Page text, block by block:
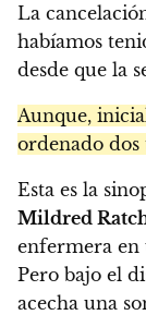
La
habíamos
desde que la
Aunque,
ordenado dos
Esta es la
Mildred
enfermera en
Pero bajo el
acecha una